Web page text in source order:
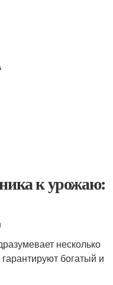
к урожаю:
несколько
богатый и